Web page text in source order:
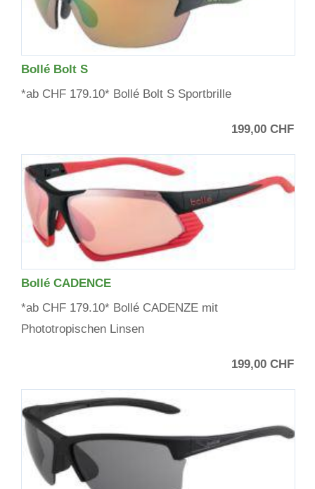
Bollé Bolt S
*ab CHF 179.10* Bollé Bolt S Sportbrille
199,00 CHF
Bollé CADENCE
*ab CHF 179.10* Bollé CADENZE mit
Phototropischen Linsen
199,00 CHF